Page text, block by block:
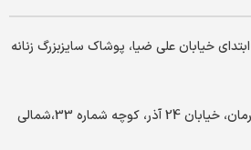
ابتدای خیابان علی ضیا، پوشاک سایزبزرگ زنانه
دفتر فروش آنلاین: کرمان، خیابان 24 آذر، کوچه شماره 33،شمالی